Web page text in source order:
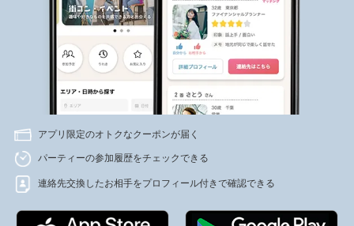
アプリ限定のオトクなクーポンが届く
パーティーの参加履歴をチェックできる
連絡先交換したお相手をプロフィール付きで確認できる